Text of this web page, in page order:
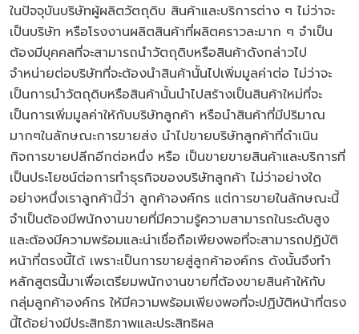
ในปัจจุบันบริษัทผู้ผลิตวัตถุดิบ สินค้าและบริการต่าง ๆ ไม่ว่าจะ
เป็นบริษัท หรือโรงงานผลิตสินค้าที่ผลิตคราวละมาก ๆ จำเป็น
ต้องมีบุคคลที่จะสามารถนำวัตถุดิบหรือสินค้าดังกล่าวไป
จำหน่ายต่อบริษัทที่จะต้องนำสินค้านั้นไปเพิ่มมูลค่าต่อ ไม่ว่าจะ
เป็นการนำวัตถุดิบหรือสินค้านั้นนำไปสร้างเป็นสินค้าใหม่ที่จะ
เป็นการเพิ่มมูลค่าให้กับบริษัทลูกค้า หรือนำสินค้าที่มีปริมาณ
มากๆในลักษณะการขายส่ง นำไปขายบริษัทลูกค้าที่ดำเนิน
กิจการขายปลีกอีกต่อหนึ่ง หรือ เป็นขายขายสินค้าและบริการที่
เป็นประโยชน์ต่อการทำธุรกิจของบริษัทลูกค้า ไม่ว่าอย่างใด
อย่างหนึ่งเราลูกค้านี้ว่า ลูกค้าองค์กร แต่การขายในลักษณะนี้
จำเป็นต้องมีพนักงานขายที่มีความรู้ความสามารถในระดับสูง
และต้องมีความพร้อมและน่าเชื่อถือเพียงพอที่จะสามารถปฏิบัติ
หน้าที่ตรงนี้ได้ เพราะเป็นการขายสู่ลูกค้าองค์กร ดังนั้นจึงทำ
หลักสูตรนี้มาเพื่อเตรียมพนักงานขายที่ต้องขายสินค้าให้กับ
กลุ่มลูกค้าองค์กร ให้มีความพร้อมเพียงพอที่จะปฏิบัติหน้าที่ตรง
นี้ได้อย่างมีประสิทธิภาพและประสิทธิผล